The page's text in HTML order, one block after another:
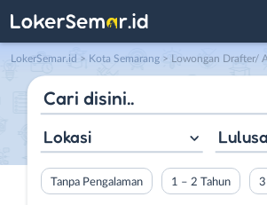
LokerSemar.id > Kota Semarang > Lowongan Drafter/ Arsitek/ Interior
Lokasi
Tanpa Pengalaman 1 – 2 Tahun 3